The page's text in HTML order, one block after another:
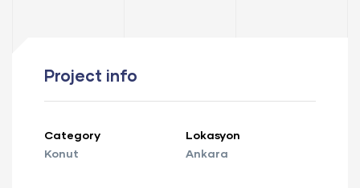
Project info
Category
Konut
Lokasyon
Ankara